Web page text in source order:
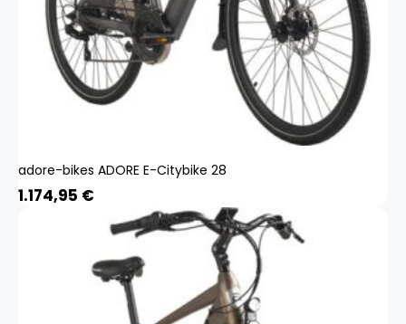
adore-bikes ADORE E-Citybike 28
1.174,95 €